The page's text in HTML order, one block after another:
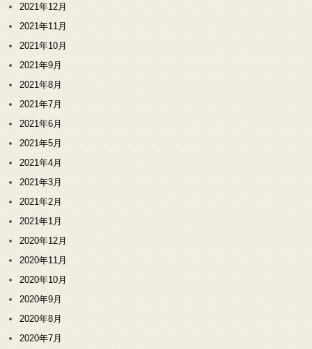
2021年12月
2021年11月
2021年10月
2021年9月
2021年8月
2021年7月
2021年6月
2021年5月
2021年4月
2021年3月
2021年2月
2021年1月
2020年12月
2020年11月
2020年10月
2020年9月
2020年8月
2020年7月